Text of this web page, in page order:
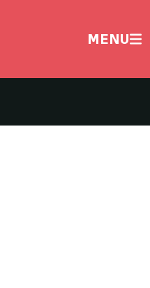
MENU